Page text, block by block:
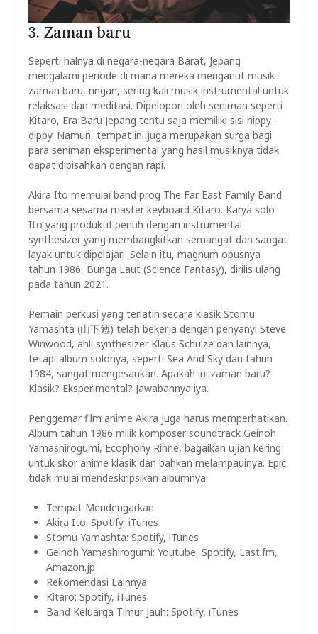
3. Zaman baru
Seperti halnya di negara-negara Barat, Jepang
mengalami periode di mana mereka menganut musik
zaman baru, ringan, sering kali musik instrumental untuk
relaksasi dan meditasi. Dipelopori oleh seniman seperti
Kitaro, Era Baru Jepang tentu saja memiliki sisi hippy-
dippy. Namun, tempat ini juga merupakan surga bagi
para seniman eksperimental yang hasil musiknya tidak
dapat dipisahkan dengan rapi.
Akira Ito memulai band prog The Far East Family Band
bersama sesama master keyboard Kitaro. Karya solo
Ito yang produktif penuh dengan instrumental
synthesizer yang membangkitkan semangat dan sangat
layak untuk dipelajari. Selain itu, magnum opusnya
tahun 1986, Bunga Laut (Science Fantasy), dirilis ulang
pada tahun 2021.
Pemain perkusi yang terlatih secara klasik Stomu
Yamashta (山下勉) telah bekerja dengan penyanyi Steve
Winwood, ahli synthesizer Klaus Schulze dan lainnya,
tetapi album solonya, seperti Sea And Sky dari tahun
1984, sangat mengesankan. Apakah ini zaman baru?
Klasik? Eksperimental? Jawabannya iya.
Penggemar film anime Akira juga harus memperhatikan.
Album tahun 1986 milik komposer soundtrack Geinoh
Yamashirogumi, Ecophony Rinne, bagaikan ujian kering
untuk skor anime klasik dan bahkan melampauinya. Epic
tidak mulai mendeskripsikan albumnya.
Tempat Mendengarkan
Akira Ito: Spotify, iTunes
Stomu Yamashta: Spotify, iTunes
Geinoh Yamashirogumi: Youtube, Spotify, Last.fm,
Amazon.jp
Rekomendasi Lainnya
Kitaro: Spotify, iTunes
Band Keluarga Timur Jauh: Spotify, iTunes